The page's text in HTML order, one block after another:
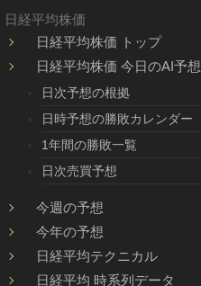
日経平均株価
日経平均株価 トップ
日経平均株価 今日のAI予想
日次予想の根拠
日時予想の勝敗カレンダー
1年間の勝敗一覧
日次売買予想
今週の予想
今年の予想
日経平均テクニカル
日経平均 時系列データ